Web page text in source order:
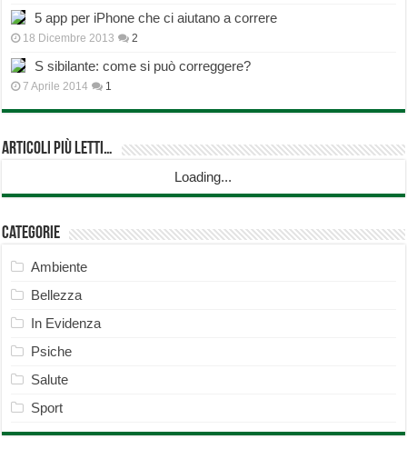
5 app per iPhone che ci aiutano a correre
18 Dicembre 2013 2
S sibilante: come si può correggere?
7 Aprile 2014 1
Articoli più Letti…
Loading...
Categorie
Ambiente
Bellezza
In Evidenza
Psiche
Salute
Sport